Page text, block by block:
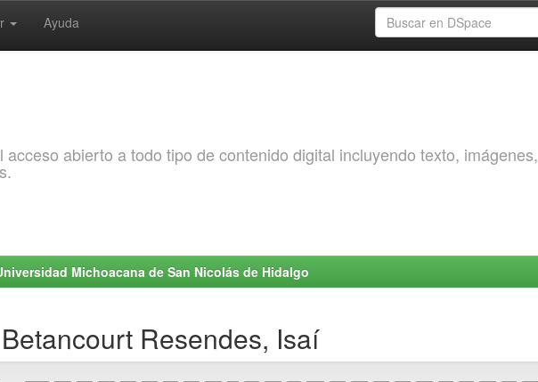
Ayuda
abierto a todo tipo de contenido digital incluyendo texto, imágenes,
Michoacana de San Nicolás de Hidalgo
Resendes, Isaí